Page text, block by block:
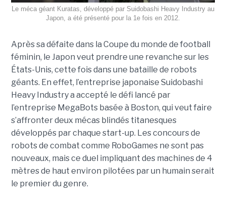
Le méca géant Kuratas, développé par Suidobashi Heavy Industry au
Japon, a été présenté pour la 1e fois en 2012.
Après sa défaite dans la Coupe du monde de football
féminin, le Japon veut prendre une revanche sur les
États-Unis, cette fois dans une bataille de robots
géants. En effet, l’entreprise japonaise Suidobashi
Heavy Industry a accepté le défi lancé par
l’entreprise MegaBots basée à Boston, qui veut faire
s’affronter deux mécas blindés titanesques
développés par chaque start-up. Les concours de
robots de combat comme RoboGames ne sont pas
nouveaux, mais ce duel impliquant des machines de 4
mètres de haut environ pilotées par un humain serait
le premier du genre.